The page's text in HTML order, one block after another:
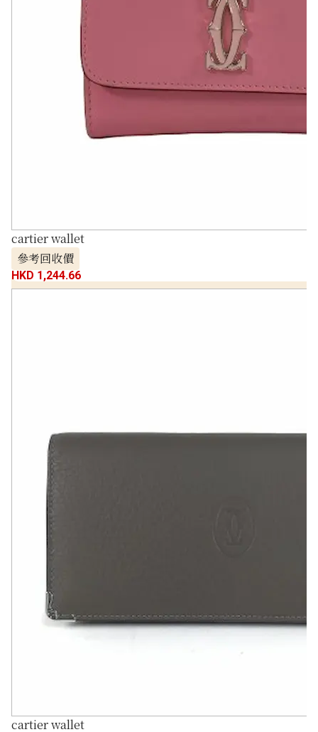
cartier wallet
參考回收價
HKD 1,244.66
cartier wallet